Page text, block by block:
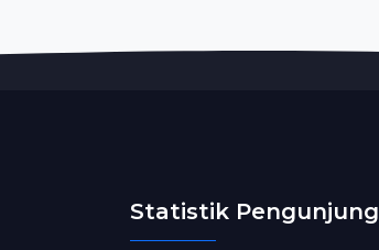
Statistik Pengunjung